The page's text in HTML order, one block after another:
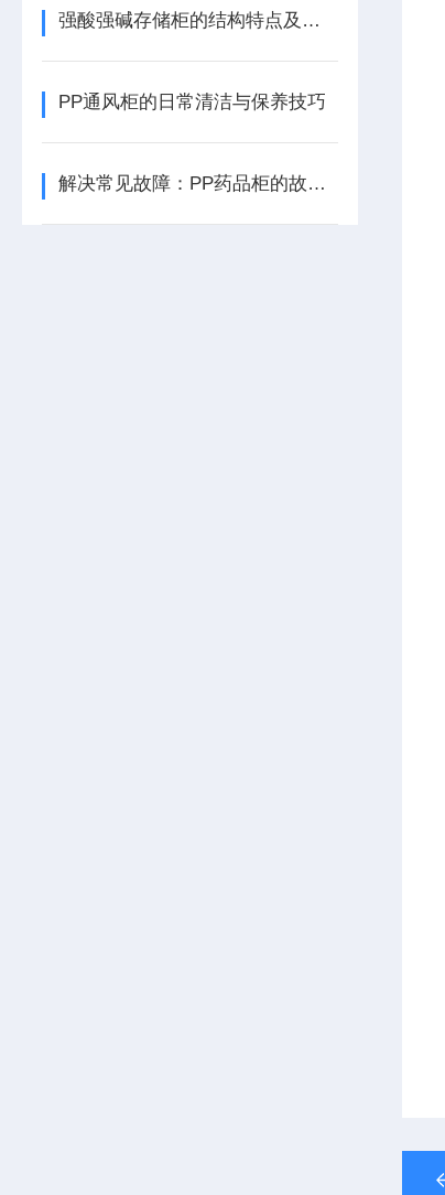
强酸强碱存储柜的结构特点及优势是什么？
PP通风柜的日常清洁与保养技巧
解决常见故障：PP药品柜的故障排除和维护